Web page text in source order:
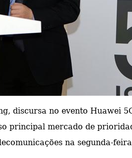
discursa no evento Huawei
principal mercado de
na segunda-